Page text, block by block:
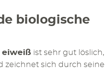
biologische
eiweiß ist sehr gut löslich,
zeichnet sich durch seine